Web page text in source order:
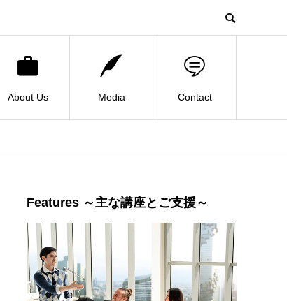
About Us Media Contact
Features ～主な講座とご支援～